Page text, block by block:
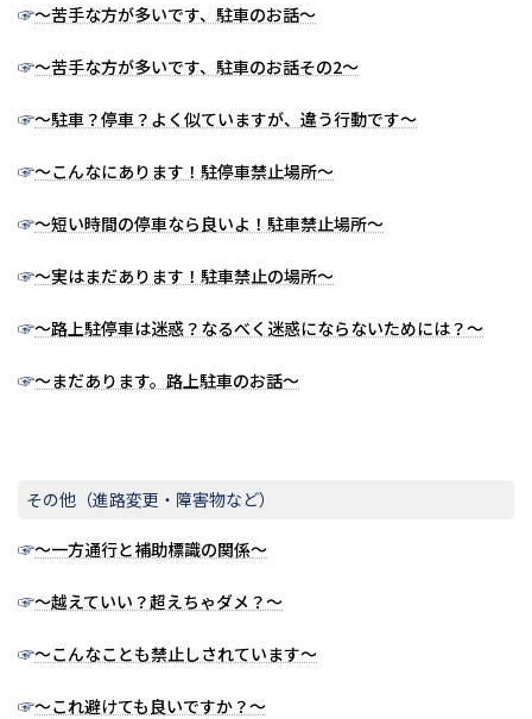
☞～苦手な方が多いです、駐車のお話～
☞～苦手な方が多いです、駐車のお話その2～
☞～駐車？停車？よく似ていますが、違う行動です～
☞～こんなにあります！駐停車禁止場所～
☞～短い時間の停車なら良いよ！駐車禁止場所～
☞～実はまだあります！駐車禁止の場所～
☞～路上駐停車は迷惑？なるべく迷惑にならないためには？～
☞～まだあります。路上駐車のお話～
その他（進路変更・障害物など）
☞～一方通行と補助標識の関係～
☞～越えていい？超えちゃダメ？～
☞～こんなことも禁止しされています～
☞～これ避けても良いですか？～